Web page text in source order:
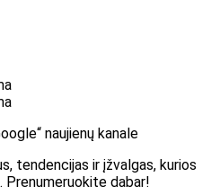
naujienų kanale
tendencijas ir įžvalgas, kurios
dabar!